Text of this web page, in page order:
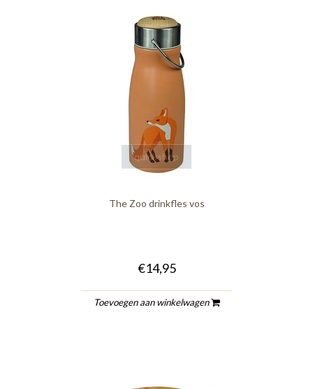
quickshop
The Zoo drinkfles vos
€14,95
Toevoegen aan winkelwagen